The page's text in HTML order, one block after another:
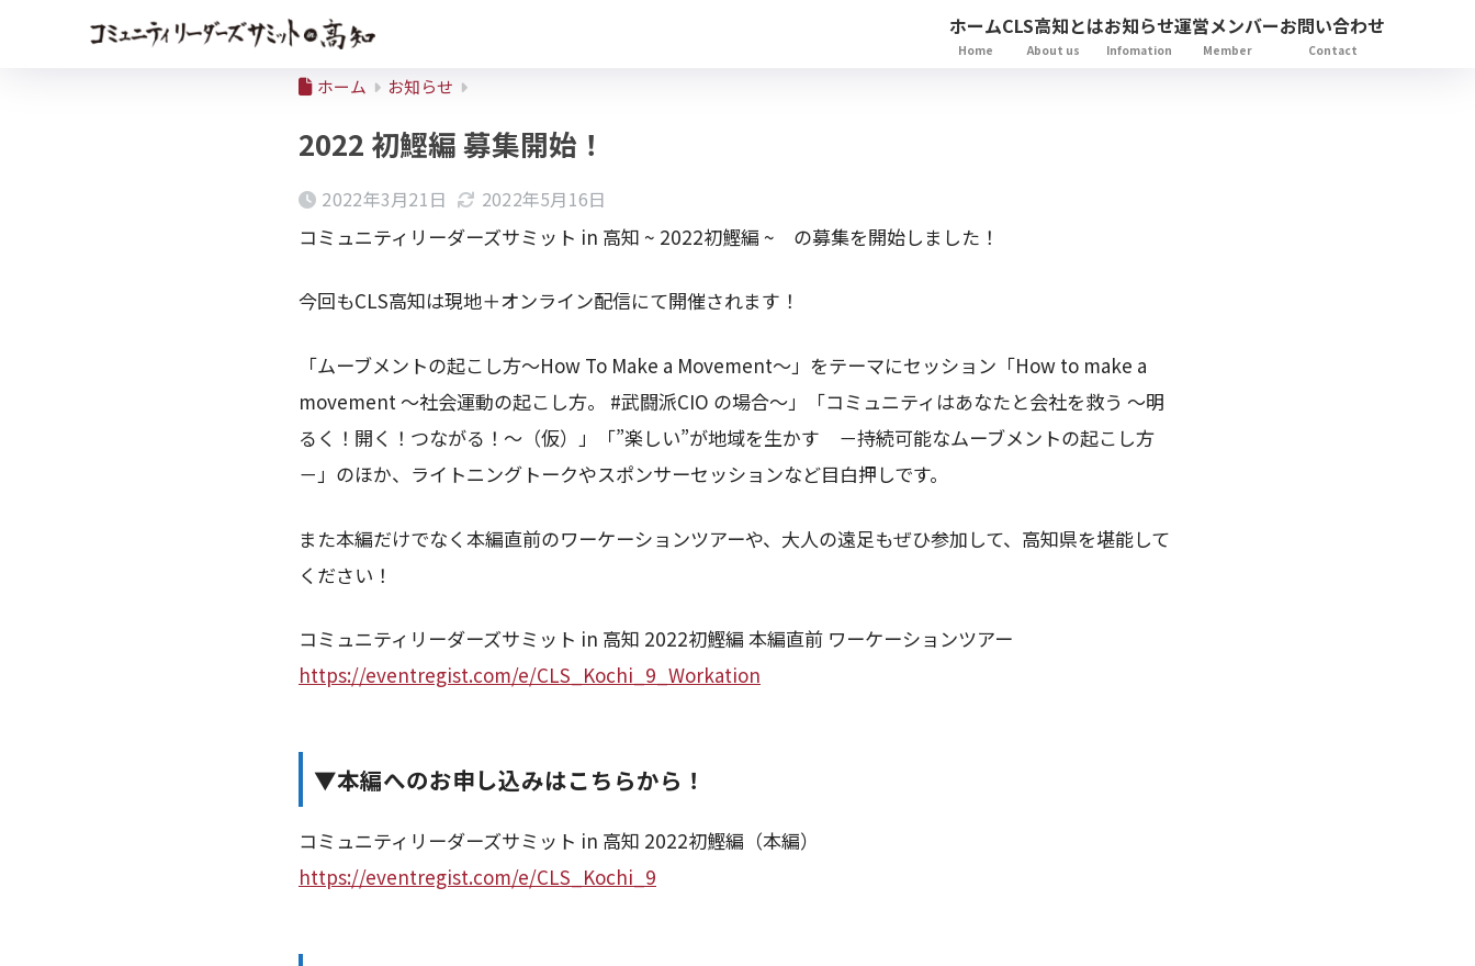
ホーム
Home
CLS高知とは
About us
お知らせ
Infomation
運営メンバー
Member
お問い合わせ
Contact
ホーム お知らせ
2022 初鰹編 募集開始！
2022年3月21日 2022年5月16日
コミュニティリーダーズサミット in 高知 ~ 2022初鰹編 ~ の募集を開始しました！
今回もCLS高知は現地＋オンライン配信にて開催されます！
「ムーブメントの起こし方～How To Make a Movement～」 をテーマにセッション「How to make a
movement ～社会運動の起こし方。 #武闘派CIO の場合～」「コミュニティはあなたと会社を救う ～明
るく！開く！つながる！～（仮）」「”楽しい”が地域を生かす －持続可能なムーブメントの起こし方
－」のほか、ライトニングトークやスポンサーセッションなど目白押しです。
また本編だけでなく本編直前のワーケーションツアーや、大人の遠足もぜひ参加して、高知県を堪能して
ください！
コミュニティリーダーズサミット in 高知 2022初鰹編 本編直前 ワーケーションツアー
https://eventregist.com/e/CLS_Kochi_9_Workation
▼本編へのお申し込みはこちらから！
コミュニティリーダーズサミット in 高知 2022初鰹編（本編）
https://eventregist.com/e/CLS_Kochi_9